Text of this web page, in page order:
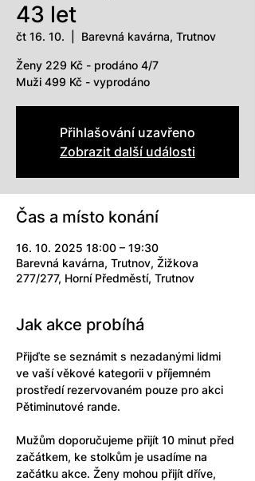
43 let
čt 16. 10. Barevná kavárna, Trutnov
Ženy 229 Kč - prodáno 4/7
Muži 499 Kč - vyprodáno
Přihlašování uzavřeno
Zobrazit další události
Čas a místo konání
16. 10. 2025 18:00 – 19:30
Barevná kavárna, Trutnov, Žižkova
277/277, Horní Předměstí, Trutnov
Jak akce probíhá
Přijďte se seznámit s nezadanými lidmi
ve vaší věkové kategorii v příjemném
prostředí rezervovaném pouze pro akci
Pětiminutové rande.
Mužům doporučujeme přijít 10 minut před
začátkem, ke stolkům je usadíme na
začátku akce. Ženy mohou přijít dříve,